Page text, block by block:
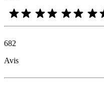
682
Avis